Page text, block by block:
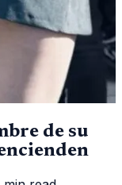
de su